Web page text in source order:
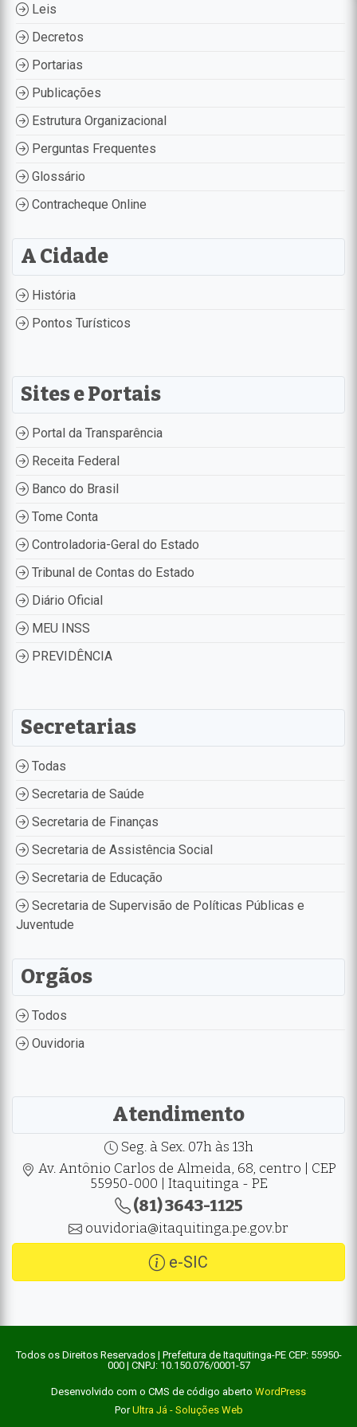
Leis
Decretos
Portarias
Publicações
Estrutura Organizacional
Perguntas Frequentes
Glossário
Contracheque Online
A Cidade
História
Pontos Turísticos
Sites e Portais
Portal da Transparência
Receita Federal
Banco do Brasil
Tome Conta
Controladoria-Geral do Estado
Tribunal de Contas do Estado
Diário Oficial
MEU INSS
PREVIDÊNCIA
Secretarias
Todas
Secretaria de Saúde
Secretaria de Finanças
Secretaria de Assistência Social
Secretaria de Educação
Secretaria de Supervisão de Políticas Públicas e
Juventude
Orgãos
Todos
Ouvidoria
Atendimento
Seg. à Sex. 07h às 13h
Av. Antônio Carlos de Almeida, 68, centro | CEP
55950-000 | Itaquitinga - PE
(81) 3643-1125
ouvidoria@itaquitinga.pe.gov.br
e-SIC
Todos os Direitos Reservados | Prefeitura de Itaquitinga-PE CEP: 55950-
000 | CNPJ: 10.150.076/0001-57
Desenvolvido com o CMS de código aberto WordPress
PorUltra Já - Soluções Web